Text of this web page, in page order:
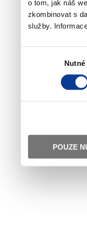
o tom, jak náš
zkombinovat s
služby.
Nutné
POUZE